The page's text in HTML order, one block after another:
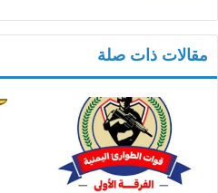
مقالات ذات صلة